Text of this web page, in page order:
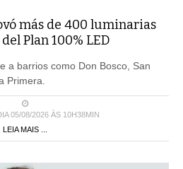
más de 400 luminarias
Plan 100% LED
a barrios como Don Bosco, San
Primera.
05/08/2026 ÀS 10H38MIN
LEIA MAIS ...